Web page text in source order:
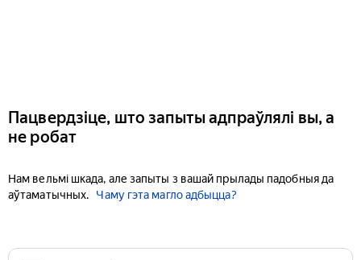
Пацвердзіце, што запыты адпраўлялі вы, а
не робат
Нам вельмі шкада, але запыты з вашай прылады падобныя да
аўтаматычных.
Чаму гэта магло адбыцца?